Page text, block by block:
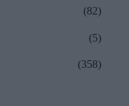
(82)
(5)
(358)